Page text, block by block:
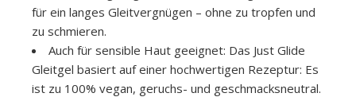
für ein langes Gleitvergnügen – ohne zu tropfen und
zu schmieren.
Auch für sensible Haut geeignet: Das Just Glide
Gleitgel basiert auf einer hochwertigen Rezeptur: Es
ist zu 100% vegan, geruchs- und geschmacksneutral.